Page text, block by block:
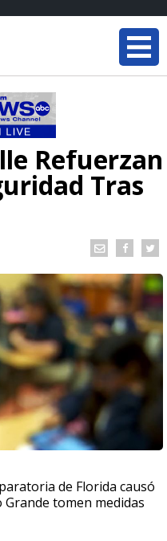
Refuerzan
Tras
de Florida causó
Grande tomen medidas